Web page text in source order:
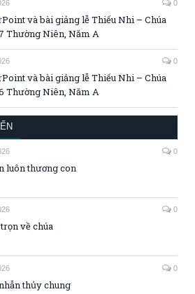
0
và bài giảng lễ Thiếu Nhi – Chúa
Thường Niên, Năm A
0
và bài giảng lễ Thiếu Nhi – Chúa
Thường Niên, Năm A
0
luôn thương con
0
về chúa
0
thủy chung